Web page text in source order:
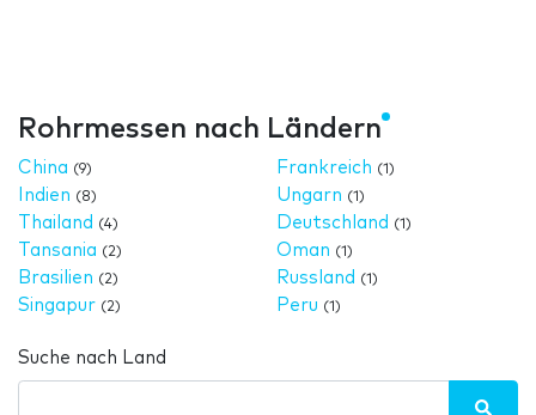
Rohrmessen nach Ländern
China (9)
Indien (8)
Thailand (4)
Tansania (2)
Brasilien (2)
Singapur (2)
Frankreich (1)
Ungarn (1)
Deutschland (1)
Oman (1)
Russland (1)
Peru (1)
Suche nach Land